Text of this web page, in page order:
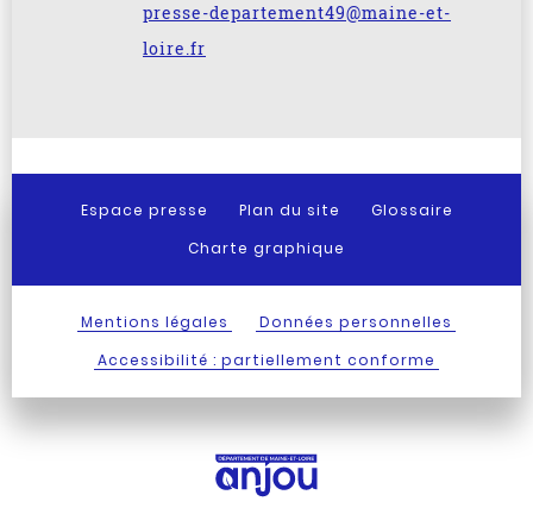
presse-departement49@maine-et-
loire.fr
Espace presse Plan du site
Glossaire
Charte graphique
Mentions légales
Données personnelles
Accessibilité : partiellement conforme